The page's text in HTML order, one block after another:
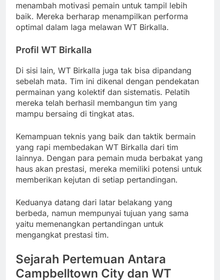
menambah motivasi pemain untuk tampil lebih
baik. Mereka berharap menampilkan performa
optimal dalam laga melawan WT Birkalla.
Profil WT Birkalla
Di sisi lain, WT Birkalla juga tak bisa dipandang
sebelah mata. Tim ini dikenal dengan pendekatan
permainan yang kolektif dan sistematis. Pelatih
mereka telah berhasil membangun tim yang
mampu bersaing di tingkat atas.
Kemampuan teknis yang baik dan taktik bermain
yang rapi membedakan WT Birkalla dari tim
lainnya. Dengan para pemain muda berbakat yang
haus akan prestasi, mereka memiliki potensi untuk
memberikan kejutan di setiap pertandingan.
Keduanya datang dari latar belakang yang
berbeda, namun mempunyai tujuan yang sama
yaitu memenangkan pertandingan untuk
mengangkat prestasi tim.
Sejarah Pertemuan Antara
Campbelltown City dan WT